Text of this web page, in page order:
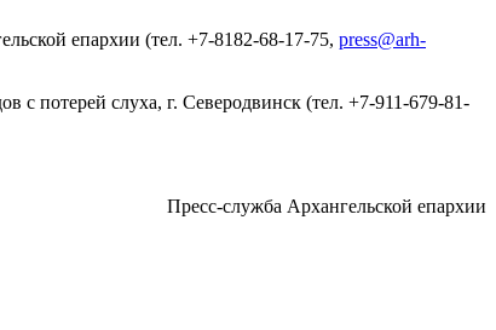
епархии (тел. +7-8182-68-17-75, press@arh-
с потерей слуха, г. Северодвинск (тел. +7-911-679-81-
Пресс-служба Архангельской епархии